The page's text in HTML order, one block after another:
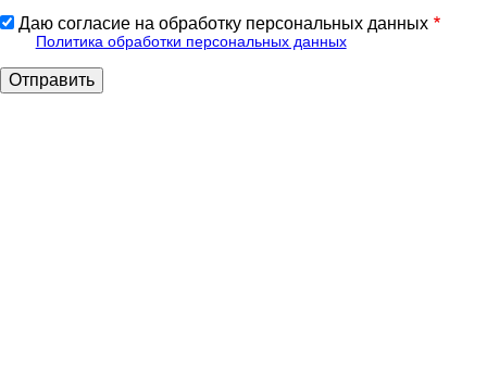
Даю согласие на обработку персональных данных
Политика обработки персональных данных